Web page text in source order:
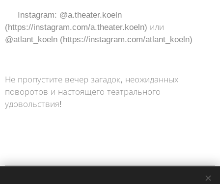
📱 Instagram: @a.theater.koeln
(https://instagram.com/a.theater.koeln) или
@atlant_koeln (https://instagram.com/atlant_koeln)
Не пропустите вечер загадок, неожиданных
поворотов и настоящего театрального
удовольствия!